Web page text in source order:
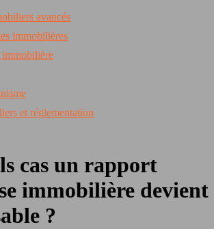
avancés
immobilières
et réglementation
cas un rapport
immobilière devient
?